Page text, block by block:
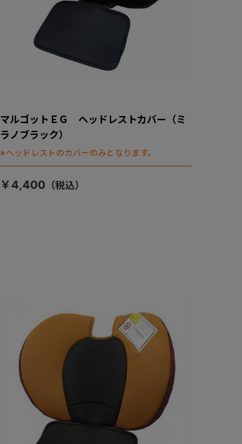
マルゴットＥＧ ヘッドレストカバー（ミ
ラノブラック）
※ヘッドレストのカバーのみとなります。
￥4,400